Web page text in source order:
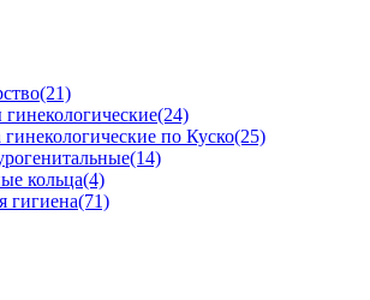
(21)
(24)
гинекологические по Куско(25)
(14)
кольца(4)
гигиена(71)